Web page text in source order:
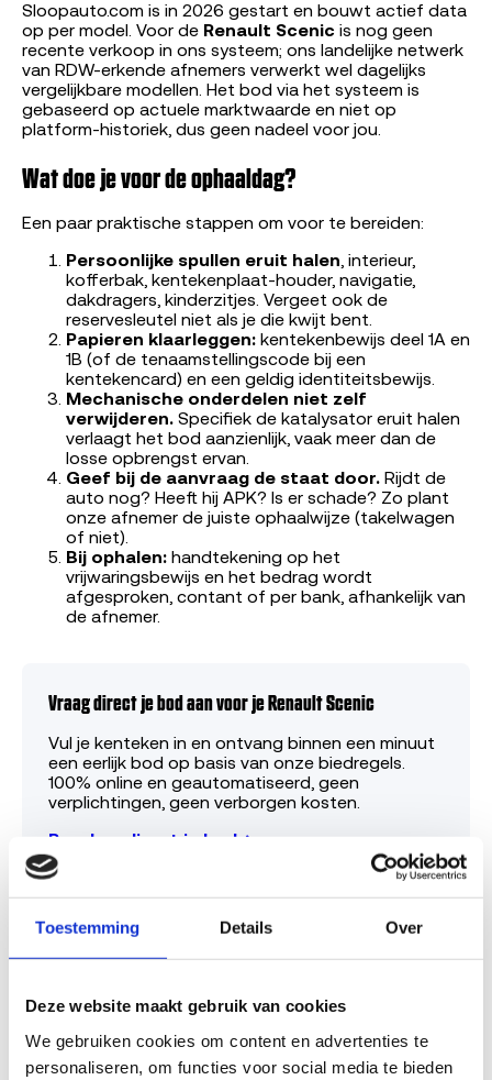
Toestemming Details Over
Deze website maakt gebruik van cookies
We gebruiken cookies om content en advertenties te
personaliseren, om functies voor social media te bieden
Sloopauto.com is in 2026 gestart en bouwt actief data
op per model. Voor de Renault Scenic is nog geen
recente verkoop in ons systeem; ons landelijke netwerk
van RDW-erkende afnemers verwerkt wel dagelijks
vergelijkbare modellen. Het bod via het systeem is
gebaseerd op actuele marktwaarde en niet op
platform-historiek, dus geen nadeel voor jou.
Wat doe je voor de ophaaldag?
Een paar praktische stappen om voor te bereiden:
Persoonlijke spullen eruit halen, interieur,
kofferbak, kentekenplaat-houder, navigatie,
dakdragers, kinderzitjes. Vergeet ook de
reservesleutel niet als je die kwijt bent.
Papieren klaarleggen: kentekenbewijs deel 1A en
1B (of de tenaamstellingscode bij een
kentekencard) en een geldig identiteitsbewijs.
Mechanische onderdelen niet zelf
verwijderen. Specifiek de katalysator eruit halen
verlaagt het bod aanzienlijk, vaak meer dan de
losse opbrengst ervan.
Geef bij de aanvraag de staat door. Rijdt de
auto nog? Heeft hij APK? Is er schade? Zo plant
onze afnemer de juiste ophaalwijze (takelwagen
of niet).
Bij ophalen: handtekening op het
vrijwaringsbewijs en het bedrag wordt
afgesproken, contant of per bank, afhankelijk van
de afnemer.
Vraag direct je bod aan voor je Renault Scenic
Vul je kenteken in en ontvang binnen een minuut
een eerlijk bod op basis van onze biedregels.
100% online en geautomatiseerd, geen
verplichtingen, geen verborgen kosten.
Bereken direct je bod →
Bereken de verkoopprijs van je Renault Scenic via je
Renault sloopauto's die we inkopen.
Gerelateerde Renault-modellen